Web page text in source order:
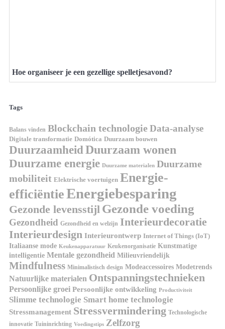
Hoe organiseer je een gezellige spelletjesavond?
Tags
Balans vinden Blockchain technologieData-analyse
Digitale transformatie Domótica Duurzaam bouwen
DuurzaamheidDuurzaam wonen
Duurzame energie Duurzame materialen Duurzame
mobiliteit Elektrische voertuigen Energie-
efficiëntieEnergiebesparing
Gezonde levensstijl Gezonde voeding
Gezondheid Gezondheid en welzijn Interieurdecoratie
Interieurdesign Interieurontwerp Internet of Things (IoT)
Italiaanse mode Keukenapparatuur Keukenorganisatie Kunstmatige
intelligentie Mentale gezondheid Milieuvriendelijk
Mindfulness Minimalistisch design Modeaccessoires Modetrends
Natuurlijke materialen Ontspanningstechnieken
Persoonlijke groei Persoonlijke ontwikkeling Productiviteit
Slimme technologie Smart home technologie
Stressmanagement Stressvermindering Technologische
innovatie Tuininrichting Voedingstips Zelfzorg